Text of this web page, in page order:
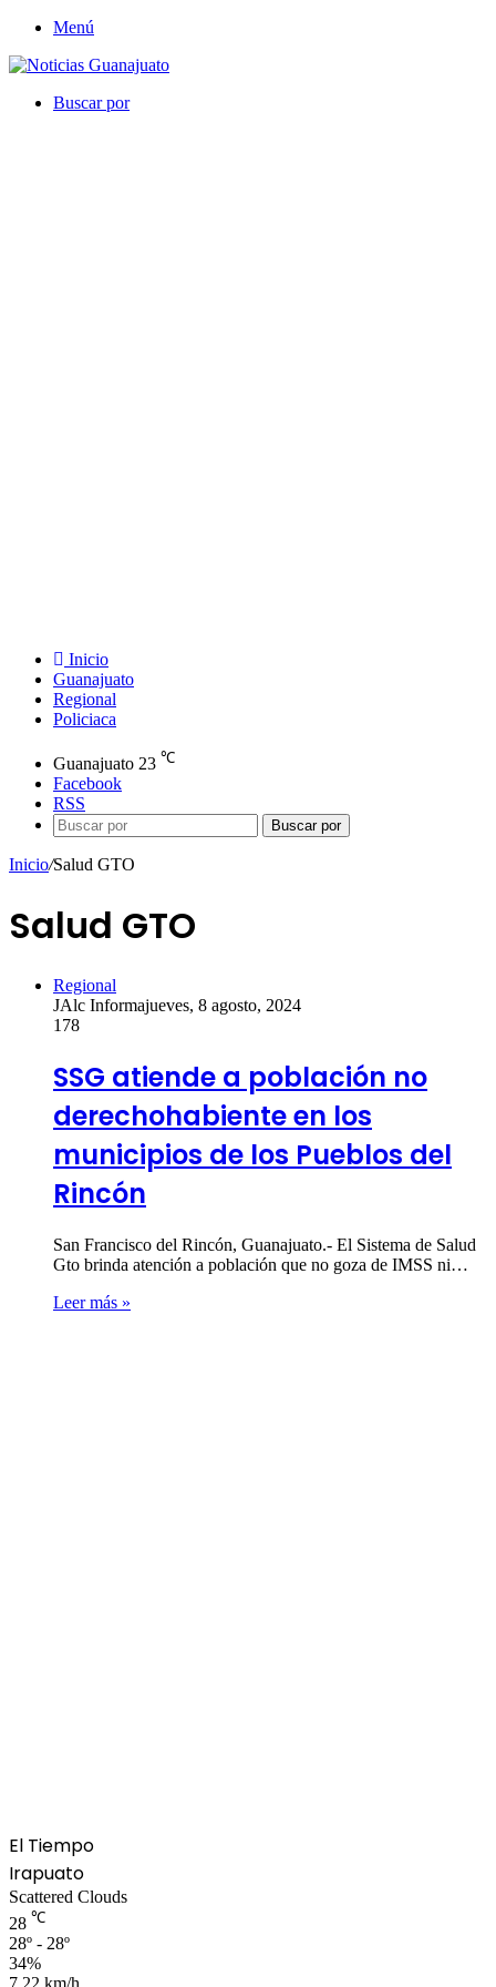
Menú
Buscar por
Inicio
Guanajuato
Regional
Policiaca
Guanajuato 23 ℃
Facebook
RSS
Buscar por
Inicio/Salud GTO
Salud GTO
Regional
JAlc Informajueves, 8 agosto, 2024
178
SSG atiende a población no
derechohabiente en los
municipios de los Pueblos del
Rincón
San Francisco del Rincón, Guanajuato.- El Sistema de Salud
Gto brinda atención a población que no goza de IMSS ni…
Leer más »
El Tiempo
Irapuato
Scattered Clouds
28 ℃
28º - 28º
34%